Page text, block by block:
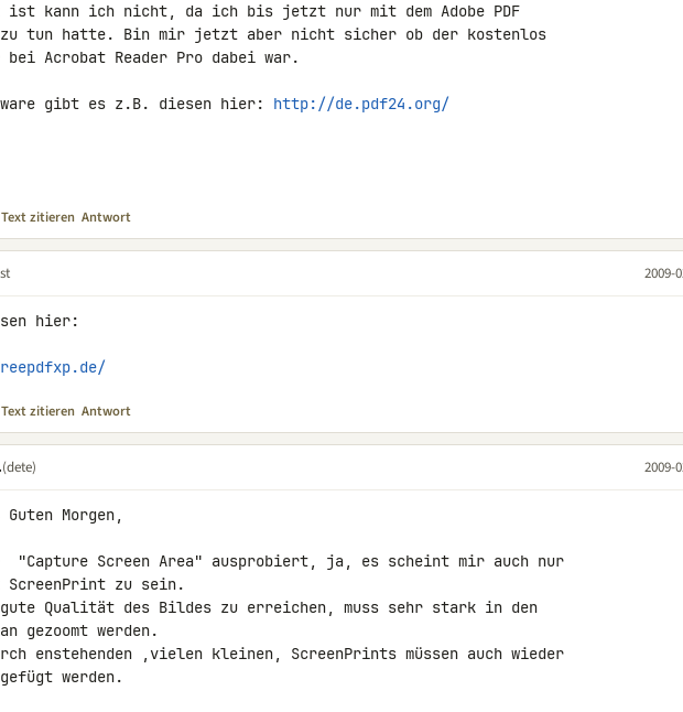
ist kann ich nicht, da ich bis jetzt nur mit dem Adobe PDF
tun hatte. Bin mir jetzt aber nicht sicher ob der kostenlos
Acrobat Reader Pro dabei war.
gibt es z.B. diesen hier: http://de.pdf24.org/
zitieren Antwort
2009-
hier:
zitieren Antwort
(dete) 2009-
Guten Morgen,
"Capture Screen Area" ausprobiert, ja, es scheint mir auch nur
ScreenPrint zu sein.
gute Qualität des Bildes zu erreichen, muss sehr stark in den
gezoomt werden.
enstehenden ,vielen kleinen, ScreenPrints müssen auch wieder
werden.